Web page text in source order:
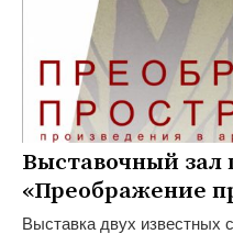
Выставочный зал
«Преображение
Выставка двух известных